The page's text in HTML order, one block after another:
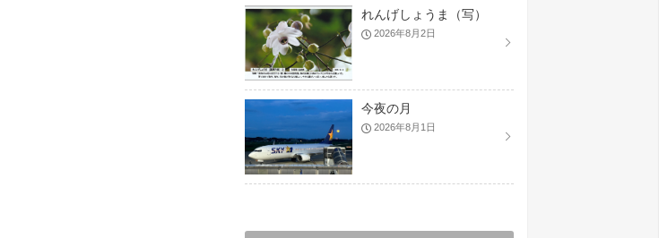
れんげしょうま（写）
2026年8月2日
今夜の月
2026年8月1日